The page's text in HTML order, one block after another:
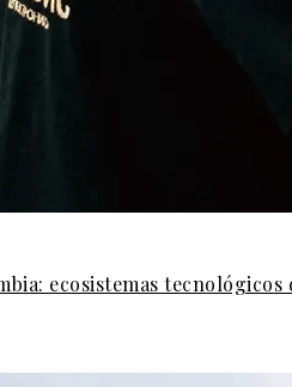
ecosistemas tecnológicos